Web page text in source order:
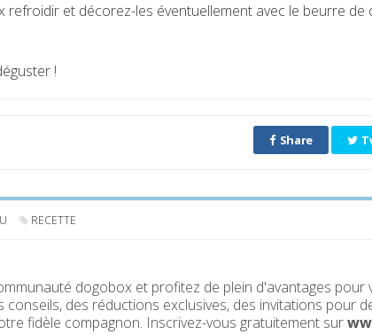
refroidir et décorez-les éventuellement avec le beurre de
!
Share
RECETTE
dogobox et profitez de plein d'avantages pour
conseils, des réductions exclusives, des invitations pour
fidèle compagnon. Inscrivez-vous gratuitement sur